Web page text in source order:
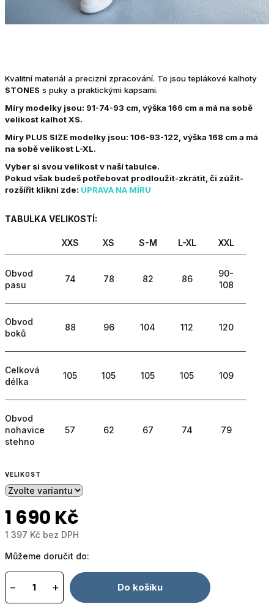
Kvalitní materiál a precizní zpracování. To jsou teplákové kalhoty
STONES s puky a praktickými kapsami.
Míry modelky jsou: 91-74-93 cm, výška 166 cm a má na sobě
velikost kalhot XS.
Míry PLUS SIZE modelky jsou: 106-93-122, výška 168 cm a má
na sobě velikost L-XL.
Vyber si svou velikost v naší tabulce.
Pokud však budeš potřebovat prodloužit-zkrátit, či zúžit-
rozšířit klikni zde: ÚPRAVA NA MÍRU
TABULKA VELIKOSTÍ:
XXS XS S-M L-XL XXL
Obvod
pasu
74 78 82 86
90-
108
Obvod
boků
88 96 104 112 120
Celková
délka
105 105 105 105 109
Obvod
nohavice
stehno
57 62 67 74 79
VELIKOST
1 690 Kč
1 397 Kč bez DPH
cena:
Můžeme doručit do:
+
− Do košíku